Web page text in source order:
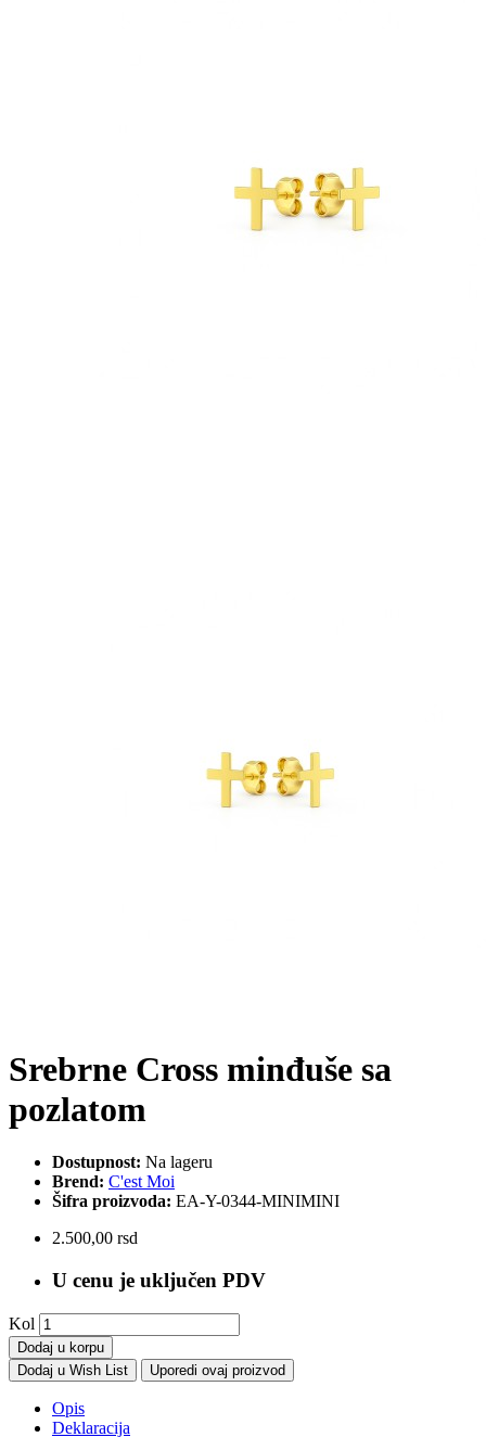
Srebrne Cross minđuše sa
pozlatom
Dostupnost: Na lageru
Brend: C'est Moi
Šifra proizvoda: EA-Y-0344-MINIMINI
2.500,00 rsd
U cenu je uključen PDV
Kol
Dodaj u korpu
Dodaj u Wish List
Uporedi ovaj proizvod
Opis
Deklaracija